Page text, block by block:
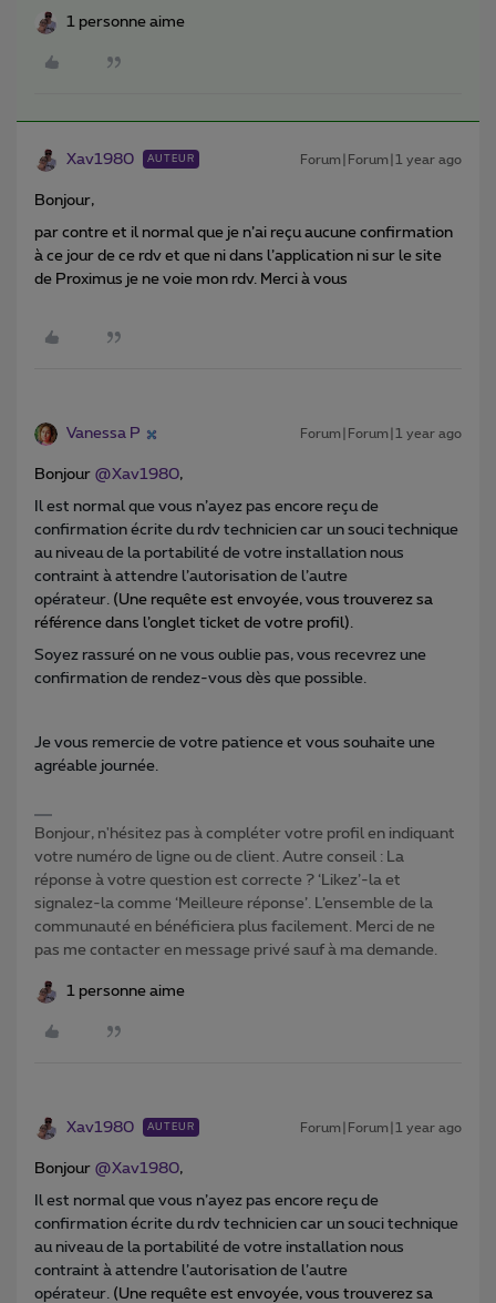
1 personne aime
Xav1980 AUTEUR Forum|Forum|1 year ago
Bonjour,
par contre et il normal que je n’ai reçu aucune confirmation
à ce jour de ce rdv et que ni dans l’application ni sur le site
de Proximus je ne voie mon rdv. Merci à vous
Vanessa P Forum|Forum|1 year ago
Bonjour @Xav1980,
Il est normal que vous n’ayez pas encore reçu de
confirmation écrite d u rdv technicien car un souci technique
au niveau de la portabilité de votre installation nous
contraint à attendre l’autorisation de l’autre
opérateur. (Une requête est envoyée, vous trouverez sa
référence dans l’onglet ticket de votre profil).
Soyez rassuré on ne vous oublie pas, vous recevrez une
confirmation de rendez-vous dès que possible.
Je vous remercie de votre patience et vous souhaite une
agréable journée.
Bonjour, n'hésitez pas à compléter votre profil en indiquant
votre numéro de ligne ou de client. Autre conseil : La
réponse à votre question est correcte ? ‘Likez’-la et
signalez-la comme ‘Meilleure réponse’. L’ensemble de la
communauté en bénéficiera plus facilement. Merci de ne
pas me contacter en message privé sauf à ma demande.
1 personne aime
Xav1980 AUTEUR Forum|Forum|1 year ago
Bonjour @Xav1980,
Il est normal que vous n’ayez pas encore reçu de
confirmation écrite d u rdv technicien car un souci technique
au niveau de la portabilité de votre installation nous
contraint à attendre l’autorisation de l’autre
opérateur. (Une requête est envoyée, vous trouverez sa